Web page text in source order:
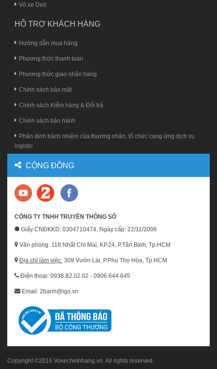
Vỏ xe Deli
HỖ TRỢ KHÁCH HÀNG
Hướng dẫn mua hàng
Phương thức thanh toán
Phương thức giao nhận hàng
Chính sách bảo mật
Chính sách Kiểm hàng & Đổi trả
Chính sách bảo hành
Phân định trách nhiệm của thương nhân, tổ chức cung ứng dịch vụ
logistic
CỘNG ĐỒNG
CÔNG TY TNHH TRUYỀN THÔNG SỐ
Giấy CNĐKKD: 0304710474, Ngày cấp: 22/11/2006
Văn phòng: 118 Nhất Chi Mai, KP.24, P.Tân Bình, Tp.HCM
Địa chỉ làm việc: 309 Vườn Lài, P.Phú Thọ Hòa, Tp.HCM
Điện thoại: 0938.82.02.02 - 0906.644.645
Email: 2banh@igo.vn
Copyright ©2016 Voxechinhhang.vn. All rights reserved.